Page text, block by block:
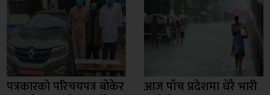
पत्रकारको परिचयपत्र बोकेर आज पाँच प्रदेशमा धेरै भारी